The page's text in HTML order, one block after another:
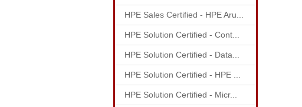
HPE Sales Certified - HPE Aru...
HPE Solution Certified - Cont...
HPE Solution Certified - Data...
HPE Solution Certified - HPE ...
HPE Solution Certified - Micr...